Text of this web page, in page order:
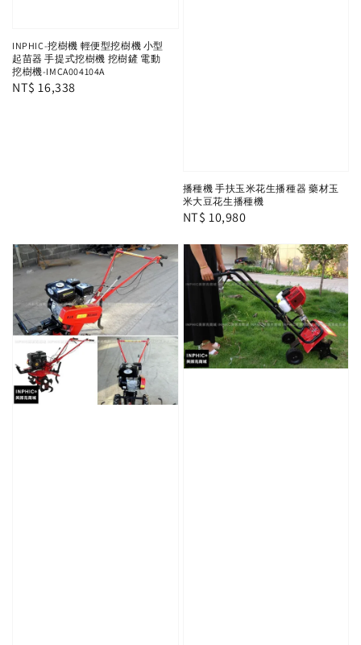
INPHIC-挖樹機 輕便型挖樹機 小型
起苗器 手提式挖樹機 挖樹鏟 電動
挖樹機-IMCA004104A
Regular
NT$ 16,338
播種機 手扶玉米花生播種器 藥材玉
米大豆花生播種機
Regular
NT$ 10,980